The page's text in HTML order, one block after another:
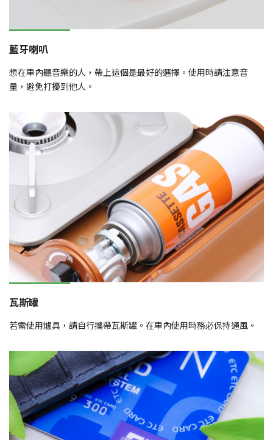
藍牙喇叭
想在車內聽音樂的人，帶上這個是最好的選擇。使用時請注意音
量，避免打擾到他人。
瓦斯罐
若需使用爐具，請自行攜帶瓦斯罐。在車內使用時務必保持通風。